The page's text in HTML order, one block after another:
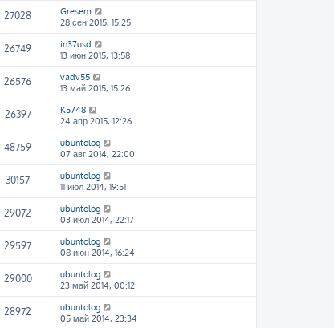
27028
Gresem
28 сен 2015, 15:25
26749
in37usd
13 июн 2015, 13:58
26576
vadv55
13 май 2015, 15:26
26397
K5748
24 апр 2015, 12:26
48759
ubuntolog
07 авг 2014, 22:00
30157
ubuntolog
11 июл 2014, 19:51
29072
ubuntolog
03 июл 2014, 22:17
29597
ubuntolog
08 июн 2014, 16:24
29000
ubuntolog
23 май 2014, 00:12
28972
ubuntolog
05 май 2014, 23:34